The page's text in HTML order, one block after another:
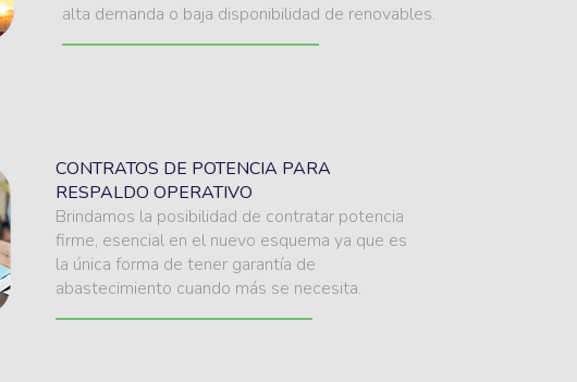
alta demanda o baja disponibilidad de renovables.
CONTRATOS DE POTENCIA PARA
RESPALDO OPERATIVO
Brindamos la posibilidad de contratar potencia
firme, esencial en el nuevo esquema ya que es
la única forma de tener garantía de
abastecimiento cuando más se necesita.